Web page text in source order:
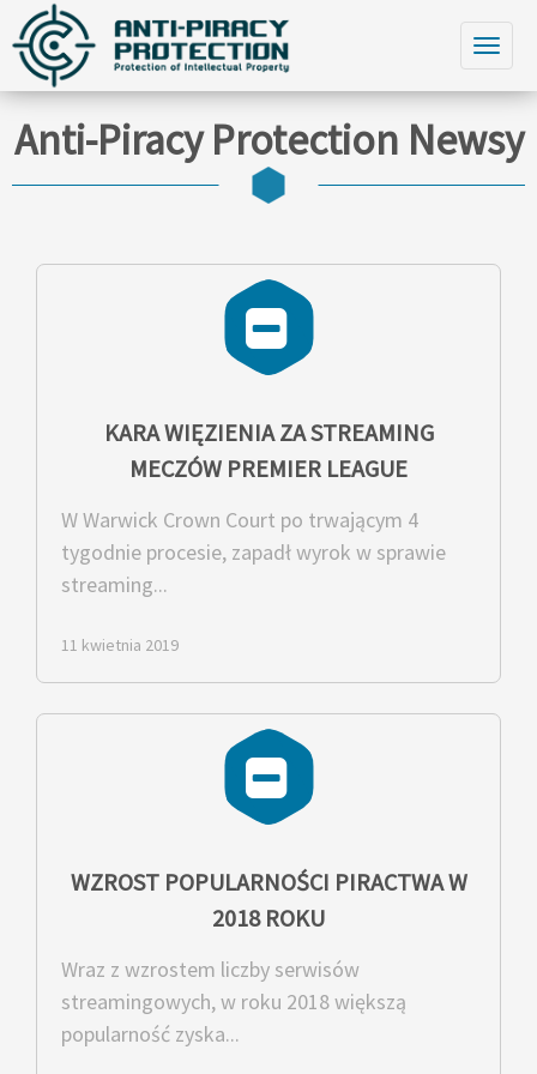
Anti-Piracy Protection Newsy
KARA WIĘZIENIA ZA STREAMING
MECZÓW PREMIER LEAGUE
W Warwick Crown Court po trwającym 4
tygodnie procesie, zapadł wyrok w sprawie
streaming...
11 kwietnia 2019
WZROST POPULARNOŚCI PIRACTWA W
2018 ROKU
Wraz z wzrostem liczby serwisów
streamingowych, w roku 2018 większą
popularność zyska...